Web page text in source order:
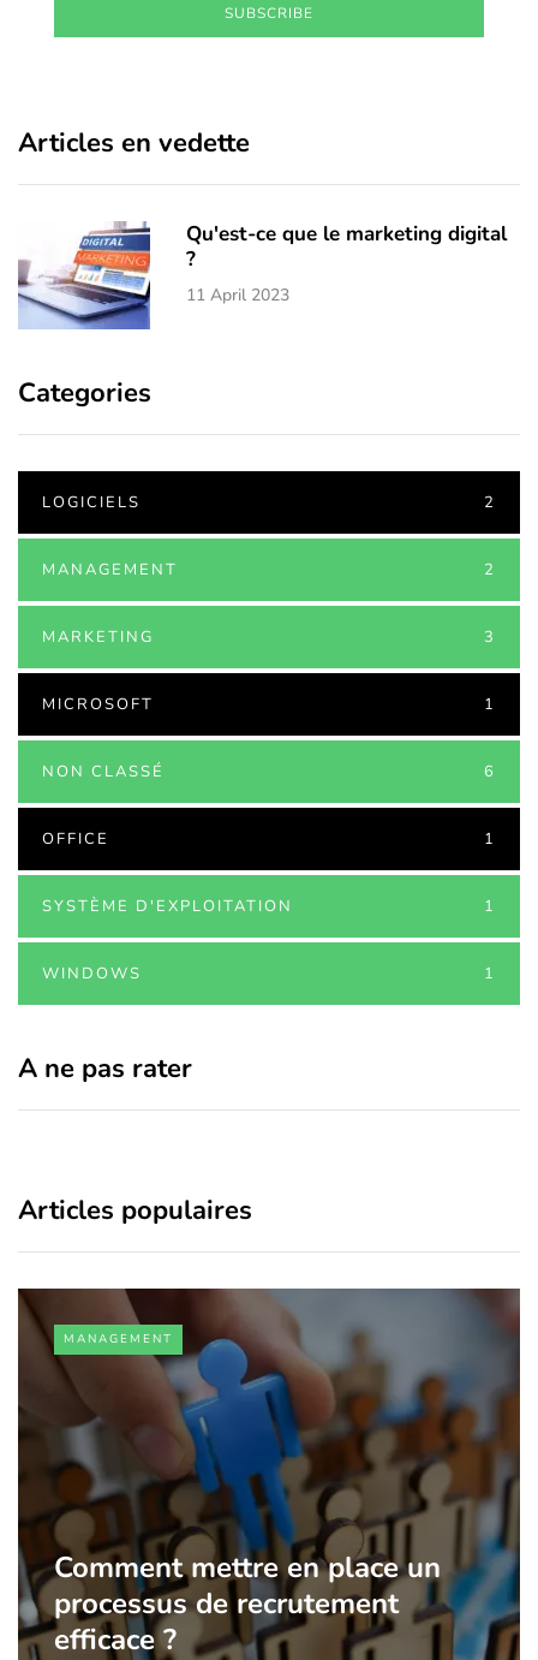
SUBSCRIBE
Articles en vedette
Qu'est-ce que le marketing digital
?
11 April 2023
Categories
LOGICIELS 2
MANAGEMENT 2
MARKETING 3
MICROSOFT 1
NON CLASSÉ 6
OFFICE 1
SYSTÈME D'EXPLOITATION 1
WINDOWS 1
A ne pas rater
Articles populaires
MANAGEMENT
Comment mettre en place un
processus de recrutement
efficace ?